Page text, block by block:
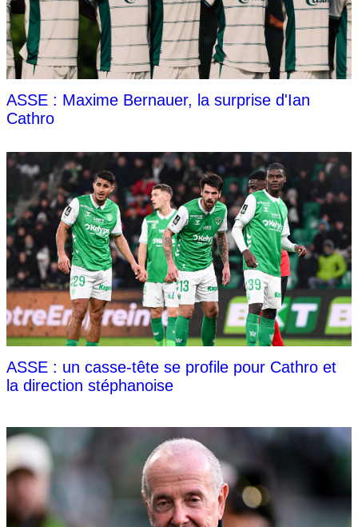
ASSE : Maxime Bernauer, la surprise d'Ian
Cathro
ASSE : un casse-tête se profile pour Cathro et
la direction stéphanoise